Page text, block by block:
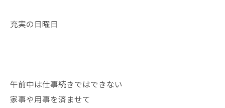
充実の日曜日
午前中は仕事続きではできない
家事や用事を済ませて